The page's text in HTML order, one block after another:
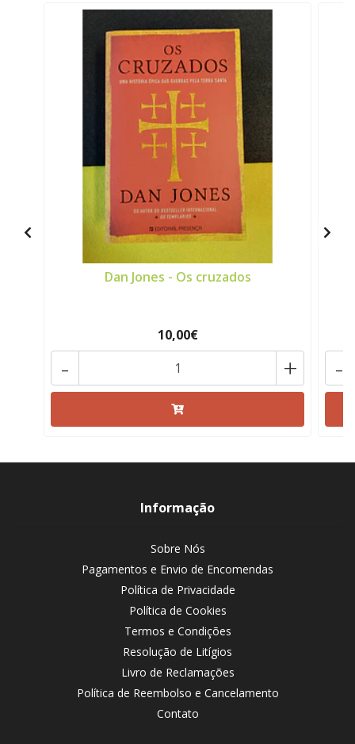
Dan Jones - Os cruzados
10,00€
+
- -
Informação
Sobre Nós
Pagamentos e Envio de Encomendas
Política de Privacidade
Política de Cookies
Termos e Condições
Resolução de Litígios
Livro de Reclamações
Política de Reembolso e Cancelamento
Contato